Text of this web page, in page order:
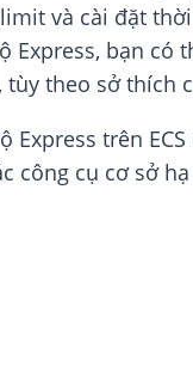
và cài đặt
Express, bạn có
theo sở thích
trên
công cụ cơ sở